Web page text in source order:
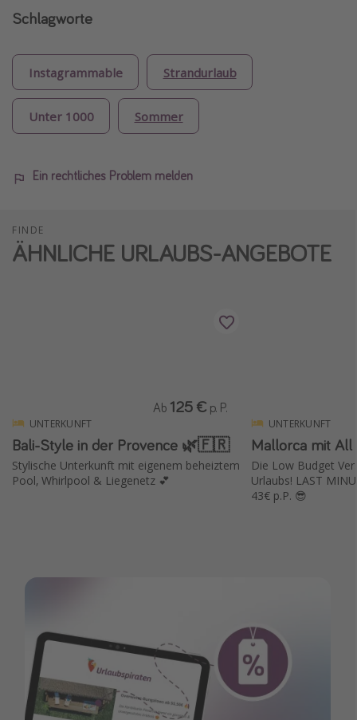
Schlagworte
Instagrammable Strandurlaub
Unter 1000 Sommer
Ein rechtliches Problem melden
FINDE
ÄHNLICHE URLAUBS-ANGEBOTE
UNTERKUNFT
Bali-Style in der Provence 🌿🇫🇷
Stylische Unterkunft mit eigenem beheiztem
Pool, Whirlpool & Liegenetz 💕
Ab 125 € p. P.
UNTERKUNFT
Mallorca mit All
Die Low Budget
Urlaubs! LAST
43€ p.P. 😎